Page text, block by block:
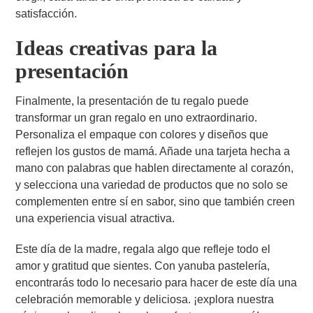
satisfacción.
Ideas creativas para la
presentación
Finalmente, la presentación de tu regalo puede
transformar un gran regalo en uno extraordinario.
Personaliza el empaque con colores y diseños que
reflejen los gustos de mamá. Añade una tarjeta hecha a
mano con palabras que hablen directamente al corazón,
y selecciona una variedad de productos que no solo se
complementen entre sí en sabor, sino que también creen
una experiencia visual atractiva.
Este día de la madre, regala algo que refleje todo el
amor y gratitud que sientes. Con yanuba pastelería,
encontrarás todo lo necesario para hacer de este día una
celebración memorable y deliciosa. ¡explora nuestra